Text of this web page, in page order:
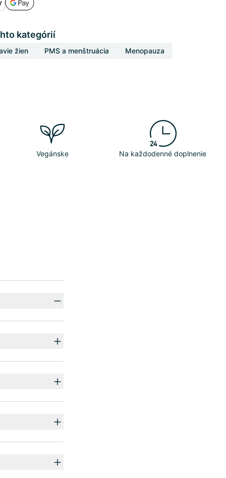
kategórií
žien PMS a menštruácia Menopauza
Vegánske Na každodenné doplnenie